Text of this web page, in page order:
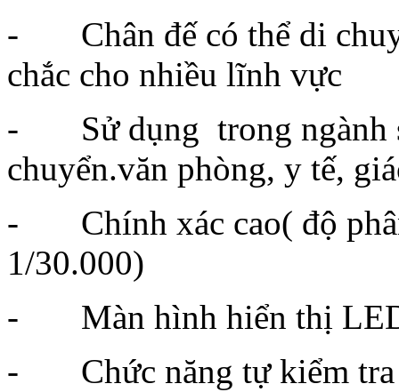
- Chân đế có thể di
chắc cho nhiều lĩnh vực
- Sử dụng trong ngành
chuyển.văn phòng, y tế,
- Chính xác cao( độ
1/30.000)
- Màn hình hiển thị LED
- Chức năng tự kiểm tra